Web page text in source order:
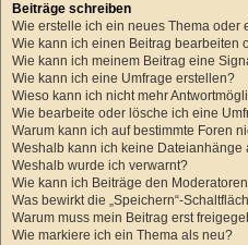
Beiträge schreiben
Wie erstelle ich ein neues Thema oder
Wie kann ich einen Beitrag bearbeiten
Wie kann ich meinem Beitrag eine
Wie kann ich eine Umfrage erstellen?
Wieso kann ich nicht mehr
Wie bearbeite oder lösche ich eine
Warum kann ich auf bestimmte Foren
Weshalb kann ich keine Dateianhänge
Weshalb wurde ich verwarnt?
Wie kann ich Beiträge den
Was bewirkt die „Speichern“-
Warum muss mein Beitrag erst
Wie markiere ich ein Thema als neu?